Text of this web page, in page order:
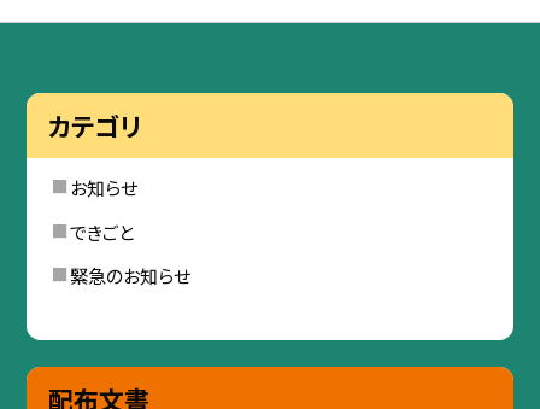
カテゴリ
お知らせ
できごと
緊急のお知らせ
配布文書